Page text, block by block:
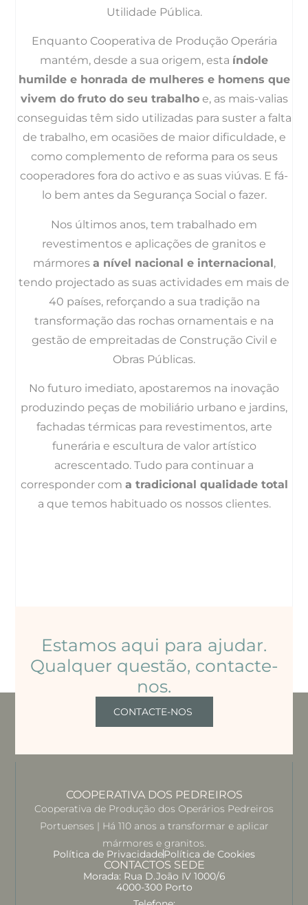
Utilidade Pública.
Enquanto Cooperativa de Produção Operária
mantém, desde a sua origem, esta índole
humilde e honrada de mulheres e homens que
vivem do fruto do seu trabalhoe, as mais-valias
conseguidas têm sido utilizadas para suster a falta
de trabalho, em ocasiões de maior dificuldade, e
como complemento de reforma para os seus
cooperadores fora do activo e as suas viúvas. E fá-
lo bem antes da Segurança Social o fazer.
Nos últimos anos, tem trabalhado em
revestimentos e aplicações de granitos e
mármores a nível nacional e internacional,
tendo projectado as suas actividades em mais de
40 países, reforçando a sua tradição na
transformação das rochas ornamentais e na
gestão de empreitadas de Construção Civil e
Obras Públicas.
No futuro imediato, apostaremos na inovação
produzindo peças de mobiliário urbano e jardins,
fachadas térmicas para revestimentos, arte
funerária e escultura de valor artístico
acrescentado. Tudo para continuar a
corresponder com a tradicional qualidade total
a que temos habituado os nossos clientes.
Estamos aqui para ajudar.
Qualquer questão, contacte-
nos.
CONTACTE-NOS
COOPERATIVA DOS PEDREIROS
Cooperativa de Produção dos Operários Pedreiros
Portuenses | Há 110 anos a transformar e aplicar
mármores e granitos.
Política de PrivacidadePolítica de Cookies
CONTACTOS SEDE
Morada: Rua D.João IV 1000/6
4000-300 Porto